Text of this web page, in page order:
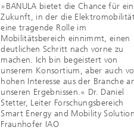
»BANULA bietet die Chance für
Zukunft, in der die
eine tragende Rolle im
Mobilitätsbereich einnimmt, einen
deutlichen Schritt nach vorne zu
machen. Ich bin begeistert von
unserem Konsortium, aber auch
hohen Interesse aus der Branche
unseren Ergebnissen.« Dr. Daniel
Stetter, Leiter Forschungsbereich
Smart Energy and Mobility
Fraunhofer IAO